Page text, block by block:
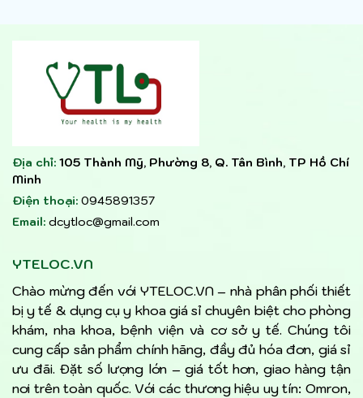
Địa chỉ: 105 Thành Mỹ, Phường 8, Q. Tân Bình, TP Hồ Chí
Minh
Điện thoại: 0945891357
Email: dcytloc@gmail.com
YTELOC.VN
Chào mừng đến với YTELOC.VN – nhà phân phối thiết
bị y tế & dụng cụ y khoa giá sỉ chuyên biệt cho phòng
khám, nha khoa, bệnh viện và cơ sở y tế. Chúng tôi
cung cấp sản phẩm chính hãng, đầy đủ hóa đơn, giá sỉ
ưu đãi. Đặt số lượng lớn – giá tốt hơn, giao hàng tận
nơi trên toàn quốc. Với các thương hiệu uy tín: Omron,